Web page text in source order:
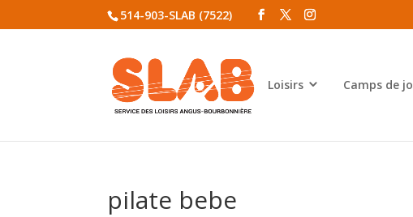
514-903-SLAB (7522)
Loisirs Camps de
pilate bebe